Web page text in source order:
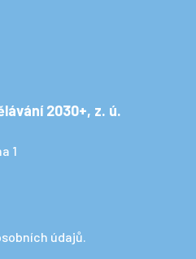
2030+, z. ú.
1
údajů.